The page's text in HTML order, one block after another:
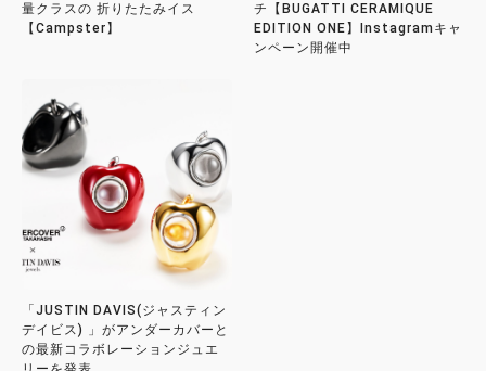
量クラスの 折りたたみイス
【Campster】
チ【BUGATTI CERAMIQUE
EDITION ONE】Instagramキャ
ンペーン開催中
「JUSTIN DAVIS(ジャスティン
デイビス) 」がアンダーカバーと
の最新コラボレーションジュエ